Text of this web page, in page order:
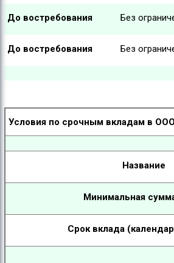
До востребования Без
До востребования Без
Условия по срочным вкладам в
Название
Минимальная
Срок вклада